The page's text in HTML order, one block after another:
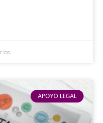
APOYO LEGAL